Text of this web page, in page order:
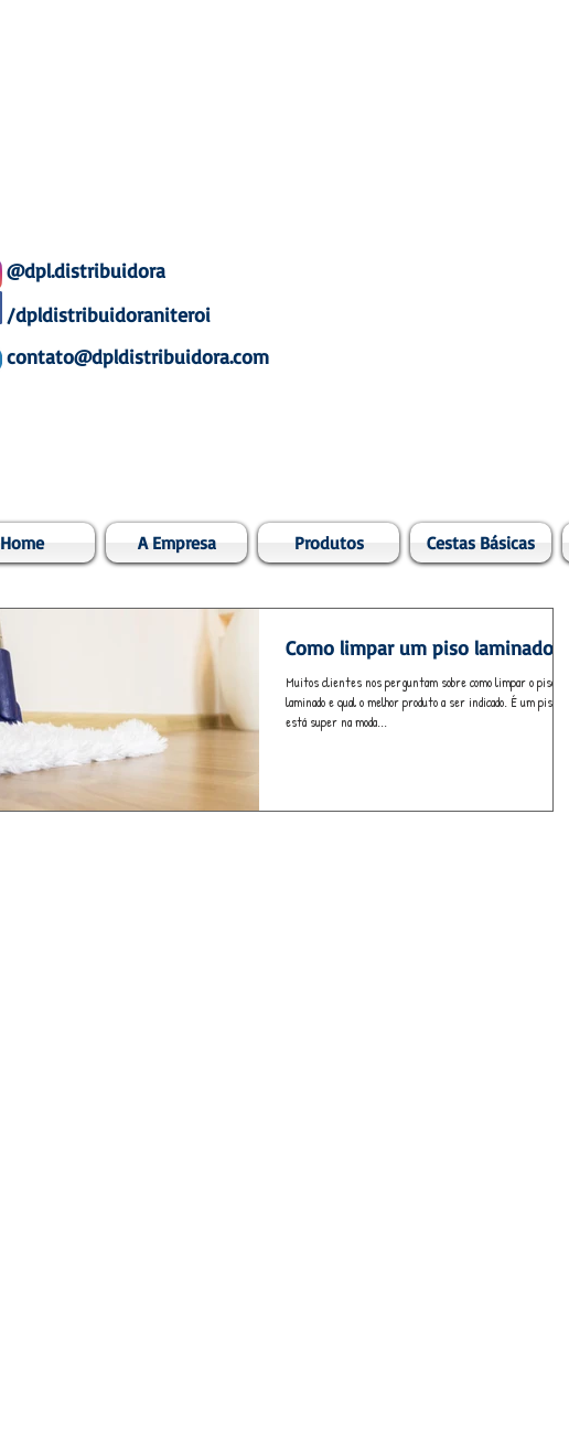
@dpl.distribuidora
/dpldistribuidoraniteroi
contato@dpldistribuidora.com
Home A Empresa Produtos Cestas Básicas
Como limpar um piso laminado?
Muitos clientes nos perguntam sobre como limpar o piso
laminado e qual o melhor produto a ser indicado. É um piso que
está super na moda...